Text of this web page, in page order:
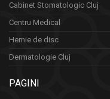
Cabinet Stomatologic Cluj
Centru Medical
Hernie de disc
Dermatologie Cluj
PAGINI